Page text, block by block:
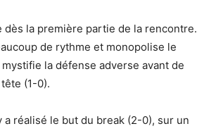
la première partie de la rencontre.
de rythme et monopolise le
la défense adverse avant de
(1-0).
réalisé le but du break (2-0), sur un